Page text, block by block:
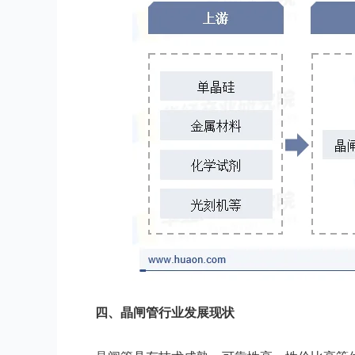
四、 晶闸管行业发展现状